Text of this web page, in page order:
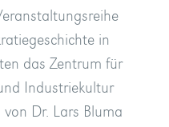
in
das Zentrum für
Industriekultur
Dr. Lars Bluma